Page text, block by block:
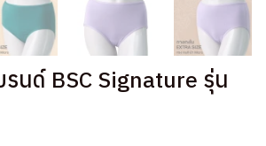
รนด์ BSC Signature รุ่น